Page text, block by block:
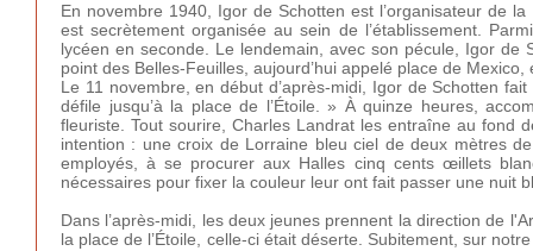
En novembre 1940, Igor de Schotten est l’organisateur de
est secrètement organisée au sein de l’établissement.
lycéen en seconde. Le lendemain, avec son pécule, Igor
point des Belles-Feuilles, aujourd’hui appelé place de
Le 11 novembre, en début d’après-midi, Igor de Schotten
défile jusqu’à la place de l’Étoile. » À quinze heures,
fleuriste. Tout sourire, Charles Landrat les entraîne au fond
intention : une croix de Lorraine bleu ciel de deux mètres
employés, à se procurer aux Halles cinq cents œillets
nécessaires pour fixer la couleur leur ont fait passer une nuit
Dans l’après-midi, les deux jeunes prennent la direction de
la place de l’Étoile, celle-ci était déserte. Subitement, sur